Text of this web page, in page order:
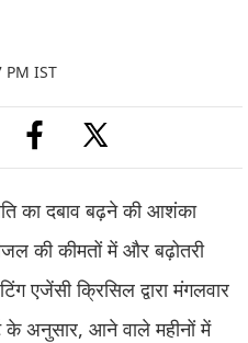
PM IST
का दबाव बढ़ने की आशंका
की कीमतों में और बढ़ोतरी
एजेंसी क्रिसिल द्वारा मंगलवार
के अनुसार, आने वाले महीनों में